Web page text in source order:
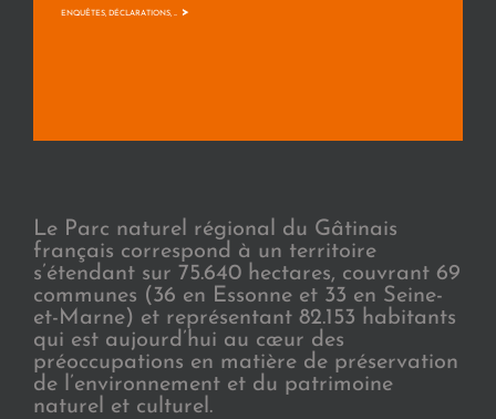
ENQUÊTES, DÉCLARATIONS, ... >
Le Parc naturel régional du Gâtinais
français correspond à un territoire
s’étendant sur 75.640 hectares, couvrant 69
communes (36 en Essonne et 33 en Seine-
et-Marne) et représentant 82.153 habitants
qui est aujourd’hui au cœur des
préoccupations en matière de préservation
de l’environnement et du patrimoine
naturel et culturel.